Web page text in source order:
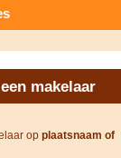
makelaar
op plaatsnaam of